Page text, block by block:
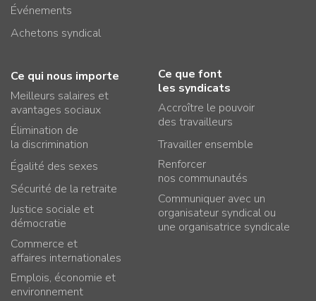
Événements
Achetons syndical
Ce qui nous importe
Meilleurs salaires et
avantages sociaux
Élimination de
la discrimination
Égalité des sexes
Sécurité de la retraite
Justice sociale et
démocratie
Commerce et
affaires internationales
Emplois, économie et
environnement
Ce que font
les syndicats
Accroître le pouvoir
des travailleurs
Travailler ensemble
Renforcer
nos communautés
Communiquer avec un
organisateur syndical ou
une organisatrice syndicale